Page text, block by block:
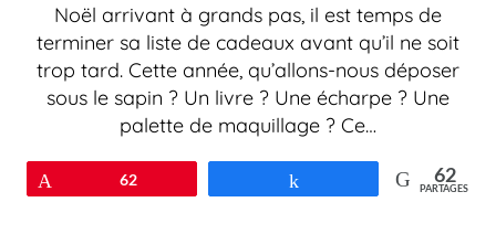
Noël arrivant à grands pas, il est temps de
terminer sa liste de cadeaux avant qu’il ne soit
trop tard. Cette année, qu’allons-nous déposer
sous le sapin ? Un livre ? Une écharpe ? Une
palette de maquillage ? Ce…
62 62
PARTAGES